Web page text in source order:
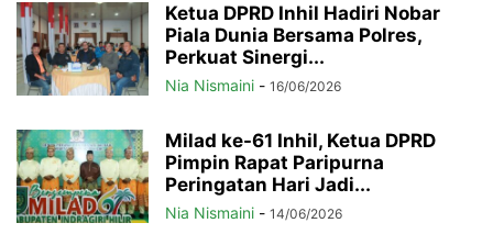
Ketua DPRD Inhil Hadiri Nobar
Piala Dunia Bersama Polres,
Perkuat Sinergi...
Nia Nismaini - 16/06/2026
Milad ke-61 Inhil, Ketua DPRD
Pimpin Rapat Paripurna
Peringatan Hari Jadi...
Nia Nismaini - 14/06/2026